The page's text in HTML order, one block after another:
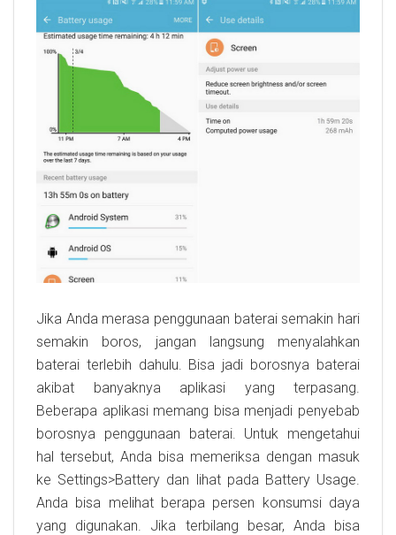
Jika Anda merasa penggunaan baterai semakin hari
semakin boros, jangan langsung menyalahkan
baterai terlebih dahulu. Bisa jadi borosnya baterai
akibat banyaknya aplikasi yang terpasang.
Beberapa aplikasi memang bisa menjadi penyebab
borosnya penggunaan baterai. Untuk mengetahui
hal tersebut, Anda bisa memeriksa dengan masuk
ke Settings>Battery dan lihat pada Battery Usage.
Anda bisa melihat berapa persen konsumsi daya
yang digunakan. Jika terbilang besar, Anda bisa